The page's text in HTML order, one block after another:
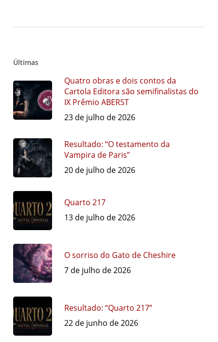
Últimas
Quatro obras e dois contos da
Cartola Editora são semifinalistas do
IX Prêmio ABERST
23 de julho de 2026
Resultado: “O testamento da
Vampira de Paris”
20 de julho de 2026
Quarto 217
13 de julho de 2026
O sorriso do Gato de Cheshire
7 de julho de 2026
Resultado: “Quarto 217”
22 de junho de 2026